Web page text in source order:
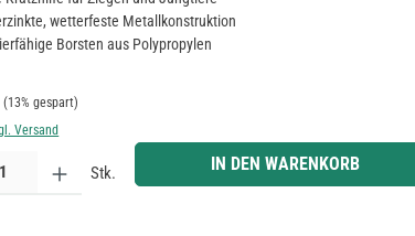
wetterfeste Metallkonstruktion
Borsten aus Polypropylen
Regulärer Preis:
(13% gespart)
Versand
Gib den gewünschten Wert ein oder benutze die Schaltflächen
Stk. IN DEN WARENKORB